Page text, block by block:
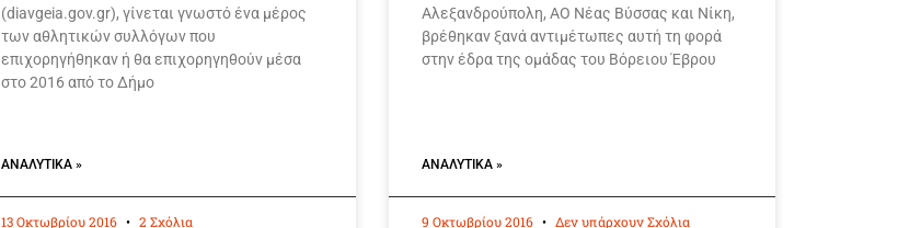
(diavgeia.gov.gr), γίνεται γνωστό ένα μέρος
των αθλητικών συλλόγων που
επιχορηγήθηκαν ή θα επιχορηγηθούν μέσα
στο 2016 από το Δήμο
ΑΝΑΛΥΤΙΚΆ »
13 Οκτωβρίου 2016 2 Σχόλια
Αλεξανδρούπολη, ΑΟ Νέας Βύσσας και Νίκη,
βρέθηκαν ξανά αντιμέτωπες αυτή τη φορά
στην έδρα της ομάδας του Βόρειου Έβρου
ΑΝΑΛΥΤΙΚΆ »
9 Οκτωβρίου 2016 Δεν υπάρχουν Σχόλια